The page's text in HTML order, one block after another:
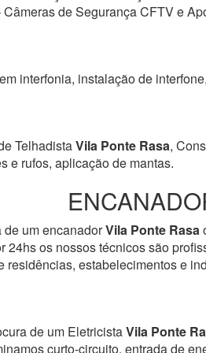
Câmeras de Segurança CFTV e
interfonia, instalação de
TelhadistaVila Ponte Rasa,
e rufos, aplicação de mantas.
de um encanadorVila Ponte Rasa
24hs os nossos técnicos são
residências, estabelecimentos e
de um EletricistaVila Ponte
curto-circuito, entrada de